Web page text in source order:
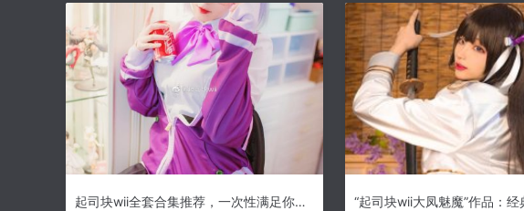
起司块wii全套合集推荐，一次性满足你的所有需求